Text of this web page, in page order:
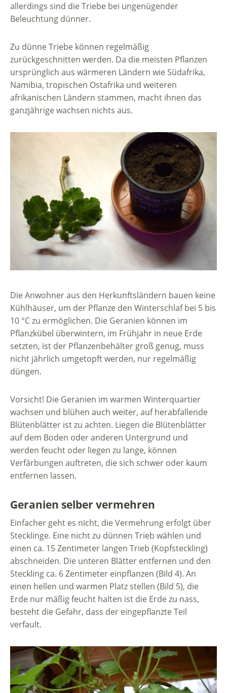
allerdings sind die Triebe bei ungenügender
Beleuchtung dünner.
Zu dünne Triebe können regelmäßig
zurückgeschnitten werden. Da die meisten Pflanzen
ursprünglich aus wärmeren Ländern wie Südafrika,
Namibia, tropischen Ostafrika und weiteren
afrikanischen Ländern stammen, macht ihnen das
ganzjährige wachsen nichts aus.
Die Anwohner aus den Herkunftsländern bauen keine
Kühlhäuser, um der Pflanze den Winterschlaf bei 5 bis
10 °C zu ermöglichen. Die Geranien können im
Pflanzkübel überwintern, im Frühjahr in neue Erde
setzten, ist der Pflanzenbehälter groß genug, muss
nicht jährlich umgetopft werden, nur regelmäßig
düngen.
Vorsicht! Die Geranien im warmen Winterquartier
wachsen und blühen auch weiter, auf herabfallende
Blütenblätter ist zu achten. Liegen die Blütenblätter
auf dem Boden oder anderen Untergrund und
werden feucht oder liegen zu lange, können
Verfärbungen auftreten, die sich schwer oder kaum
entfernen lassen.
Geranien selber vermehren
Einfacher geht es nicht, die Vermehrung erfolgt über
Stecklinge. Eine nicht zu dünnen Trieb wählen und
einen ca. 15 Zentimeter langen Trieb (Kopfsteckling)
abschneiden. Die unteren Blätter entfernen und den
Steckling ca. 6 Zentimeter einpflanzen (Bild 4). An
einen hellen und warmen Platz stellen (Bild 5), die
Erde nur mäßig feucht halten ist die Erde zu nass,
besteht die Gefahr, dass der eingepflanzte Teil
verfault.